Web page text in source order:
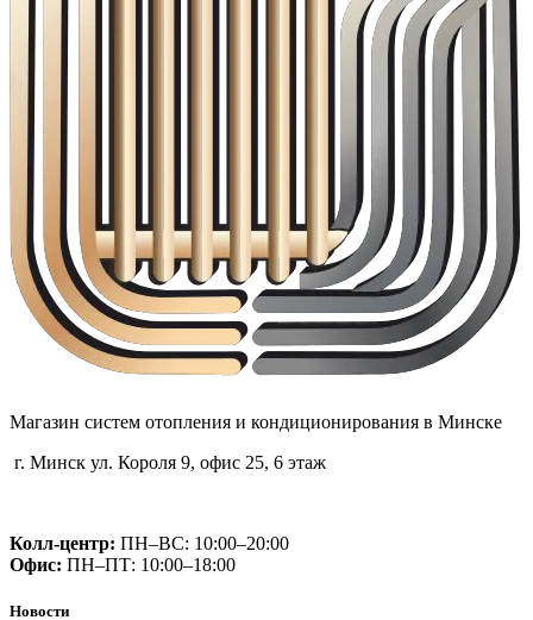
Магазин систем отопления и кондиционирования в Минске
г. Минск ул. Короля 9, офис 25, 6 этаж
Колл-центр: ПН–ВС: 10:00–20:00​
Офис: ПН–ПТ: 10:00–18:00
Новости